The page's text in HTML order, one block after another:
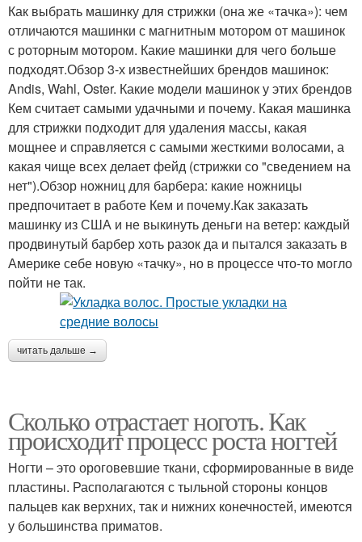
Как выбрать машинку для стрижки (она же «тачка»): чем
отличаются машинки с магнитным мотором от машинок
с роторным мотором. Какие машинки для чего больше
подходят.Обзор 3-х известнейших брендов машинок:
Andis, Wahl, Oster. Какие модели машинок у этих брендов
Кем считает самыми удачными и почему. Какая машинка
для стрижки подходит для удаления массы, какая
мощнее и справляется с самыми жесткими волосами, а
какая чище всех делает фейд (стрижки со "сведением на
нет").Обзор ножниц для барбера: какие ножницы
предпочитает в работе Кем и почему.Как заказать
машинку из США и не выкинуть деньги на ветер: каждый
продвинутый барбер хоть разок да и пытался заказать в
Америке себе новую «тачку», но в процессе что-то могло
пойти не так.
читать дальше →
Сколько отрастает ноготь. Как
происходит процесс роста ногтей
Ногти – это ороговевшие ткани, сформированные в виде
пластины. Располагаются с тыльной стороны концов
пальцев как верхних, так и нижних конечностей, имеются
у большинства приматов.